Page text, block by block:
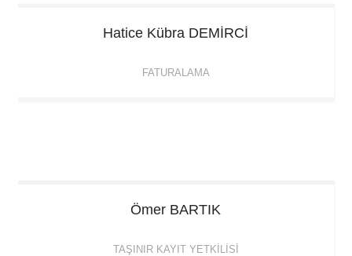
Hatice Kübra DEMİRCİ
FATURALAMA
Ömer BARTIK
TAŞINIR KAYIT YETKILISI